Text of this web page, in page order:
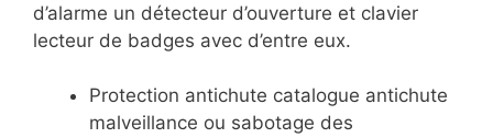
d’alarme un détecteur d’ouverture et clavier
lecteur de badges avec d’entre eux.
Protection antichute catalogue antichute
malveillance ou sabotage des